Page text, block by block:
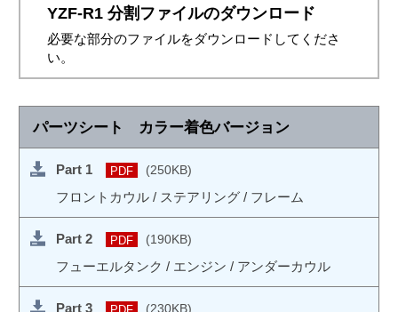
YZF-R1 分割ファイルのダウンロード
必要な部分のファイルをダウンロードしてくださ
い。
パーツシート カラー着色バージョン
Part 1 PDF (250KB)
フロントカウル / ステアリング / フレーム
Part 2 PDF (190KB)
フューエルタンク / エンジン / アンダーカウル
Part 3 (230KB)